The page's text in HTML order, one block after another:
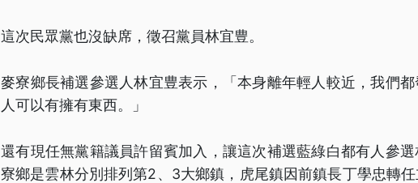
這次民眾黨也沒缺席，徵召黨員林宜豊。
麥寮鄉長補選參選人林宜豊表示，「本身離年輕人較近，我們
人可以有擁有東西。」
還有現任無黨籍議員許留賓加入，讓這次補選藍綠白都有人參
寮鄉是雲林分別排列第2、3大鄉鎮，虎尾鎮因前鎮長丁學忠轉